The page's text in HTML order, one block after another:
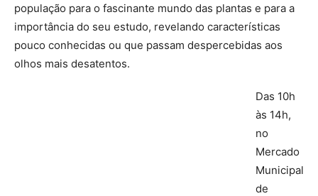
população para o fascinante mundo das plantas e para a
importância do seu estudo, revelando características
pouco conhecidas ou que passam despercebidas aos
olhos mais desatentos.
Das 10h
às 14h,
no
Mercado
Municipal
de